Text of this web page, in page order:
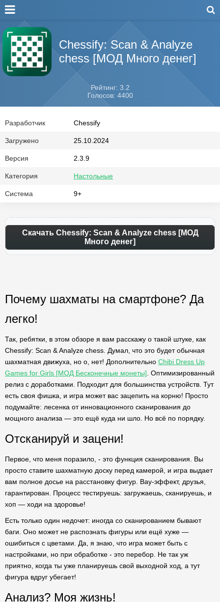
Chessify: Scan & Analyze
chess [МОД Много денег]
Рейтинг: 3.2
Голосов: 4400
Разработчик Chessify
Загружено 25.10.2024
Версия 2.3.9
Категория Настольные
Система 9+
Скачать Chessify: Scan & Analyze chess [МОД
Много денег]
Почему шахматы на смартфоне? Да
легко!
Так, ребятки, в этом обзоре я вам расскажу о такой штуке, как
Chessify: Scan & Analyze chess. Думал, что это будет обычная
шахматная движуха, но о, нет! Дополнительно Chibi Dress Up
Games for Girls [МОД Бесконечные монеты] . Оптимизированный
релиз с доработками. Подходит для большинства устройств. Тут
есть своя фишка, и игра может вас зацепить на корню! Просто
подумайте: лесенка от инновационного сканирования до
мощного анализа — это ещё куда ни шло. Но всё по порядку.
Отсканируй и зацени!
Первое, что меня поразило, - это функция сканирования. Вы
просто ставите шахматную доску перед камерой, и игра выдает
вам полное досье на расстановку фигур. Вау-эффект, друзья,
гарантирован. Процесс тестируешь: загружаешь, сканируешь, и
хоп — ходи на здоровье!
Есть только один недочет: иногда со сканированием бывают
баги. Оно может не распознать фигуры или ещё хуже —
ошибиться с цветами. Да, я знаю, что игра может быть с
настройками, но при обработке - это перебор. Не так уж
приятно, когда ты уже планируешь свой выходной ход, а тут
фигура вдруг убегает!
Анализ? Моя жизнь!